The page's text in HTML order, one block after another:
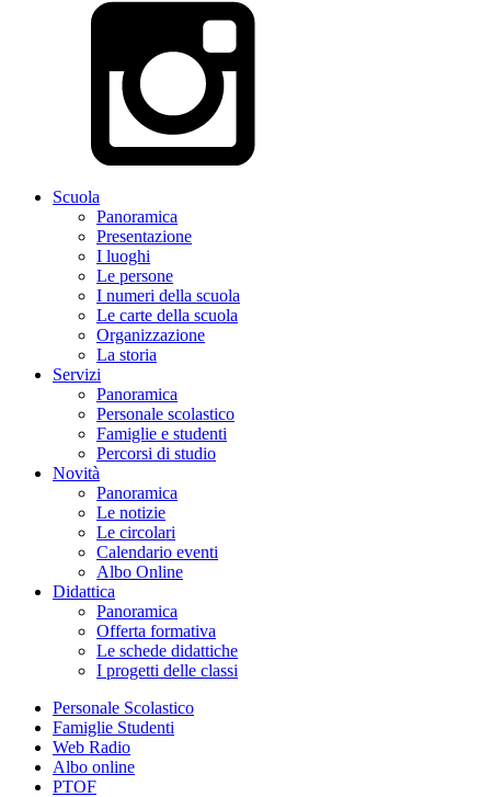
Scuola
Panoramica
Presentazione
I luoghi
Le persone
I numeri della scuola
Le carte della scuola
Organizzazione
La storia
Servizi
Panoramica
Personale scolastico
Famiglie e studenti
Percorsi di studio
Novità
Panoramica
Le notizie
Le circolari
Calendario eventi
Albo Online
Didattica
Panoramica
Offerta formativa
Le schede didattiche
I progetti delle classi
Personale Scolastico
Famiglie Studenti
Web Radio
Albo online
PTOF